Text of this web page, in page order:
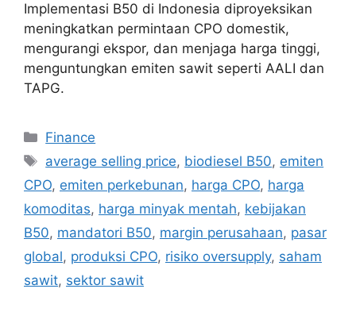
Implementasi B50 di Indonesia diproyeksikan
meningkatkan permintaan CPO domestik,
mengurangi ekspor, dan menjaga harga tinggi,
menguntungkan emiten sawit seperti AALI dan
TAPG.
Categories
Finance
Tags
average selling price, biodiesel B50, emiten
CPO, emiten perkebunan, harga CPO, harga
komoditas, harga minyak mentah, kebijakan
B50, mandatori B50, margin perusahaan, pasar
global, produksi CPO, risiko oversupply, saham
sawit, sektor sawit